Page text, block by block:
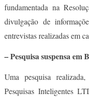
fundamentada na
divulgação de
entrevistas realizadas em
– Pesquisa suspensa em
Uma pesquisa
Pesquisas Inteligentes